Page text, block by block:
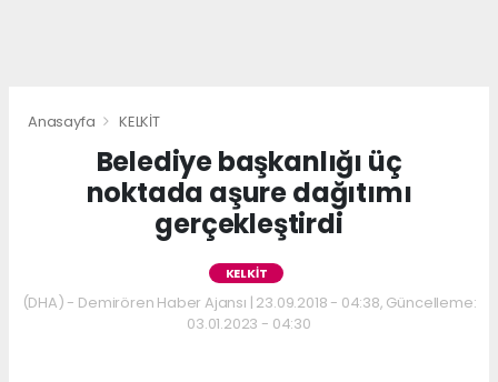
Anasayfa KELKİT
Belediye başkanlığı üç
noktada aşure dağıtımı
gerçekleştirdi
KELKİT
(DHA) - Demirören Haber Ajansı | 23.09.2018 - 04:38, Güncelleme:
03.01.2023 - 04:30